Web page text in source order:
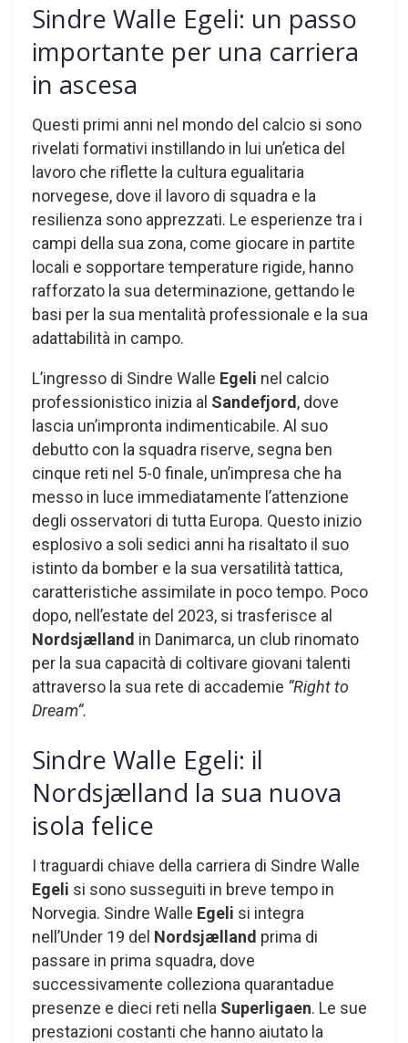
Sindre Walle Egeli: un passo
importante per una carriera
in ascesa
Questi primi anni nel mondo del calcio si sono
rivelati formativi instillando in lui un’etica del
lavoro che riflette la cultura egualitaria
norvegese, dove il lavoro di squadra e la
resilienza sono apprezzati. Le esperienze tra i
campi della sua zona, come giocare in partite
locali e sopportare temperature rigide, hanno
rafforzato la sua determinazione, gettando le
basi per la sua mentalità professionale e la sua
adattabilità in campo.
L’ingresso di Sindre Walle Egeli nel calcio
professionistico inizia al Sandefjord, dove
lascia un’impronta indimenticabile. Al suo
debutto con la squadra riserve, segna ben
cinque reti nel 5-0 finale, un’impresa che ha
messo in luce immediatamente l’attenzione
degli osservatori di tutta Europa. Questo inizio
esplosivo a soli sedici anni ha risaltato il suo
istinto da bomber e la sua versatilità tattica,
caratteristiche assimilate in poco tempo. Poco
dopo, nell’estate del 2023, si trasferisce al
Nordsjælland in Danimarca, un club rinomato
per la sua capacità di coltivare giovani talenti
attraverso la sua rete di accademie “Right to
Dream”.
Sindre Walle Egeli: il
Nordsjælland la sua nuova
isola felice
I traguardi chiave della carriera di Sindre Walle
Egeli si sono susseguiti in breve tempo in
Norvegia. Sindre Walle Egeli si integra
nell’Under 19 del Nordsjælland prima di
passare in prima squadra, dove
successivamente colleziona quarantadue
presenze e dieci reti nella Superligaen. Le sue
prestazioni costanti che hanno aiutato la